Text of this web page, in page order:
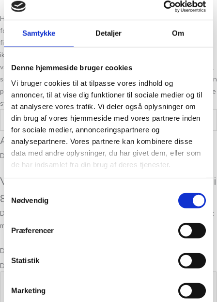
Samtykke Detaljer Om
Denne hjemmeside bruger cookies
Vi bruger cookies til at tilpasse vores indhold og
annoncer, til at vise dig funktioner til sociale medier og til
at analysere vores trafik. Vi deler også oplysninger om
din brug af vores hjemmeside med vores partnere inden
for sociale medier, annonceringspartnere og
analysepartnere. Vores partnere kan kombinere disse
data med andre oplysninger, du har givet dem, eller som
de har indsamlet fra din brug af deres tjenester.
Nødvendig
Præferencer
Statistik
Marketing
Hos Tante Grøn CPH har vi et stort udvalg af garner i mange skønne
farver. Så hvis du vil have syn for sagen og mærke garnet mellem
fingrene, så kom forbi vores butik på Christian Winthers Vej. Hvis du
ikke fandt den rigtige garn kvalitet har vi altid flere substituter at
vælge i mellem. Det kan være svært at vælge netop den rigtige farve,
så tag dig god tid og spørg os endelig til råds. Vi stræber altid efter en
personlig og nøje vejledning så du er på sikker vej med dine fremtidige
strikkeeventyr.
Vægt 0,05 kg
Anmeldelser
Der er endnu ikke nogle anmeldelser.
Vær den første til at anmelde “Isager Tvinni
8S – 50g”
Din e-mailadresse vil ikke blive publiceret.
Krævede felter er markeret
med
Din bedømmelse
Din anmeldelse